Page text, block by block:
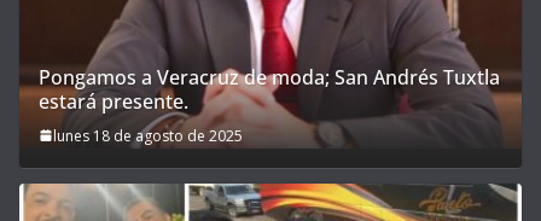
Pongamos a Veracruz de moda; San Andrés Tuxtla
estará presente.
lunes 18 de agosto de 2025